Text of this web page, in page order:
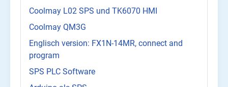
Coolmay L02 SPS und TK6070 HMI
Coolmay QM3G
Englisch version: FX1N-14MR, connect and
program
SPS PLC Software